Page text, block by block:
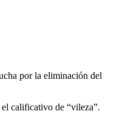
por la eliminación del
calificativo de “vileza”.